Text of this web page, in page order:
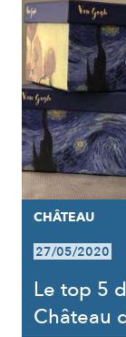
CHÂTEAU
27/05/2020
Le top 5
Château